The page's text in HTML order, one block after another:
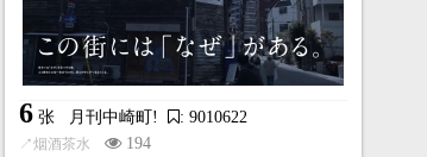
6 张 月刊中崎町! : 9010622
↗烟酒茶水 194